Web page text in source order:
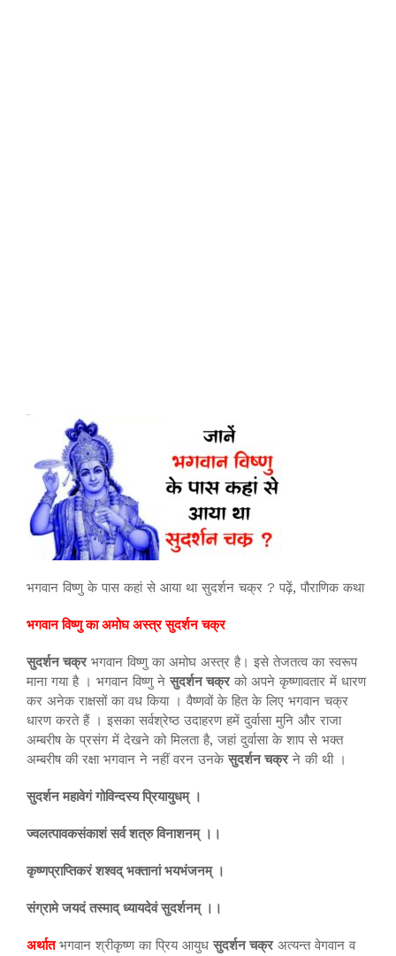
भगवान विष्णु के पास कहां से आया था सुदर्शन चक्र ? पढ़ें, पौराणिक कथा
भगवान विष्णु का अमोघ अस्त्र सुदर्शन चक्र
सुदर्शन चक्रभगवान विष्णु का अमोघ अस्त्र है। इसे तेजतत्व का स्वरूप
माना गया है । भगवान विष्णु ने सुदर्शन चक्रको अपने कृष्णावतार में धारण
कर अनेक राक्षसों का वध किया । वैष्णवों के हित के लिए भगवान चक्र
धारण करते हैं । इसका सर्वश्रेष्ठ उदाहरण हमें दुर्वासा मुनि और राजा
अम्बरीष के प्रसंग में देखने को मिलता है, जहां दुर्वासा के शाप से भक्त
अम्बरीष की रक्षा भगवान ने नहीं वरन उनके सुदर्शन चक्रने की थी ।
सुदर्शन महावेगं गोविन्दस्य प्रियायुधम् ।
ज्वलत्पावकसंकाशं सर्व शत्रु विनाशनम् ।।
कृष्णप्राप्तिकरं शश्वद् भक्तानां भयभंजनम् ।
संग्रामे जयदं तस्माद् ध्यायदेवं सुदर्शनम् ।।
अर्थातभगवान श्रीकृष्ण का प्रिय आयुध सुदर्शन चक्रअत्यन्त वेगवान व